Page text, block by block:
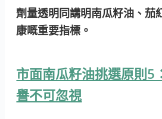
劑量透明同講明南瓜籽油、茄
康嘅重要指標。
市面南瓜籽油挑選原則5
譽不可忽視